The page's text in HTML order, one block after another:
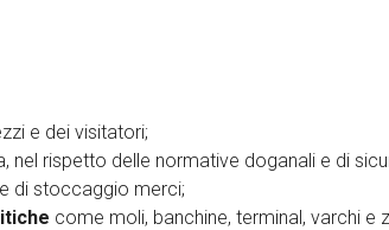
e dei visitatori;
nel rispetto delle normative doganali e di
di stoccaggio merci;
come moli, banchine, terminal, varchi e